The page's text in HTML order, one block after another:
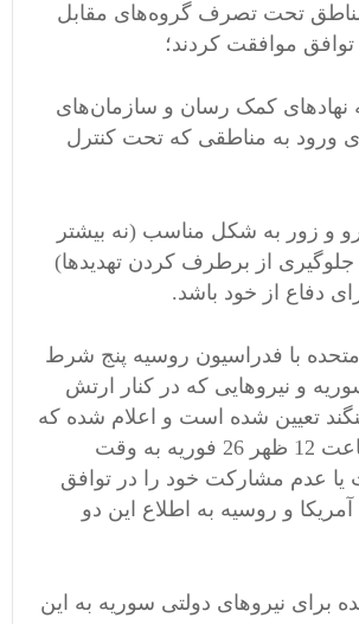
مناطق تحت تصرف گروه‌های مقابل
توافق موافقت کردند؛
نهادهای کمک رسان و سازمان‌های
ورود به مناطقی که تحت کنترل
و زور به شکل مناسب (نه بیشتر
جلوگیری از برطرف کردن تهدیدها)
دفاع از خود باشد.
متحده با فدراسیون روسیه پنج شرط
و نیروهایی که در کنار ارتش
تعیین شده است و اعلام شده که
آنها نیز باید تا ساعت 12 ظهر 26 فوریه به وقت
عدم مشارکت خود را در توافق
آمریکا و روسیه به اطلاع این دو
برای نیروهای دولتی سوریه به این